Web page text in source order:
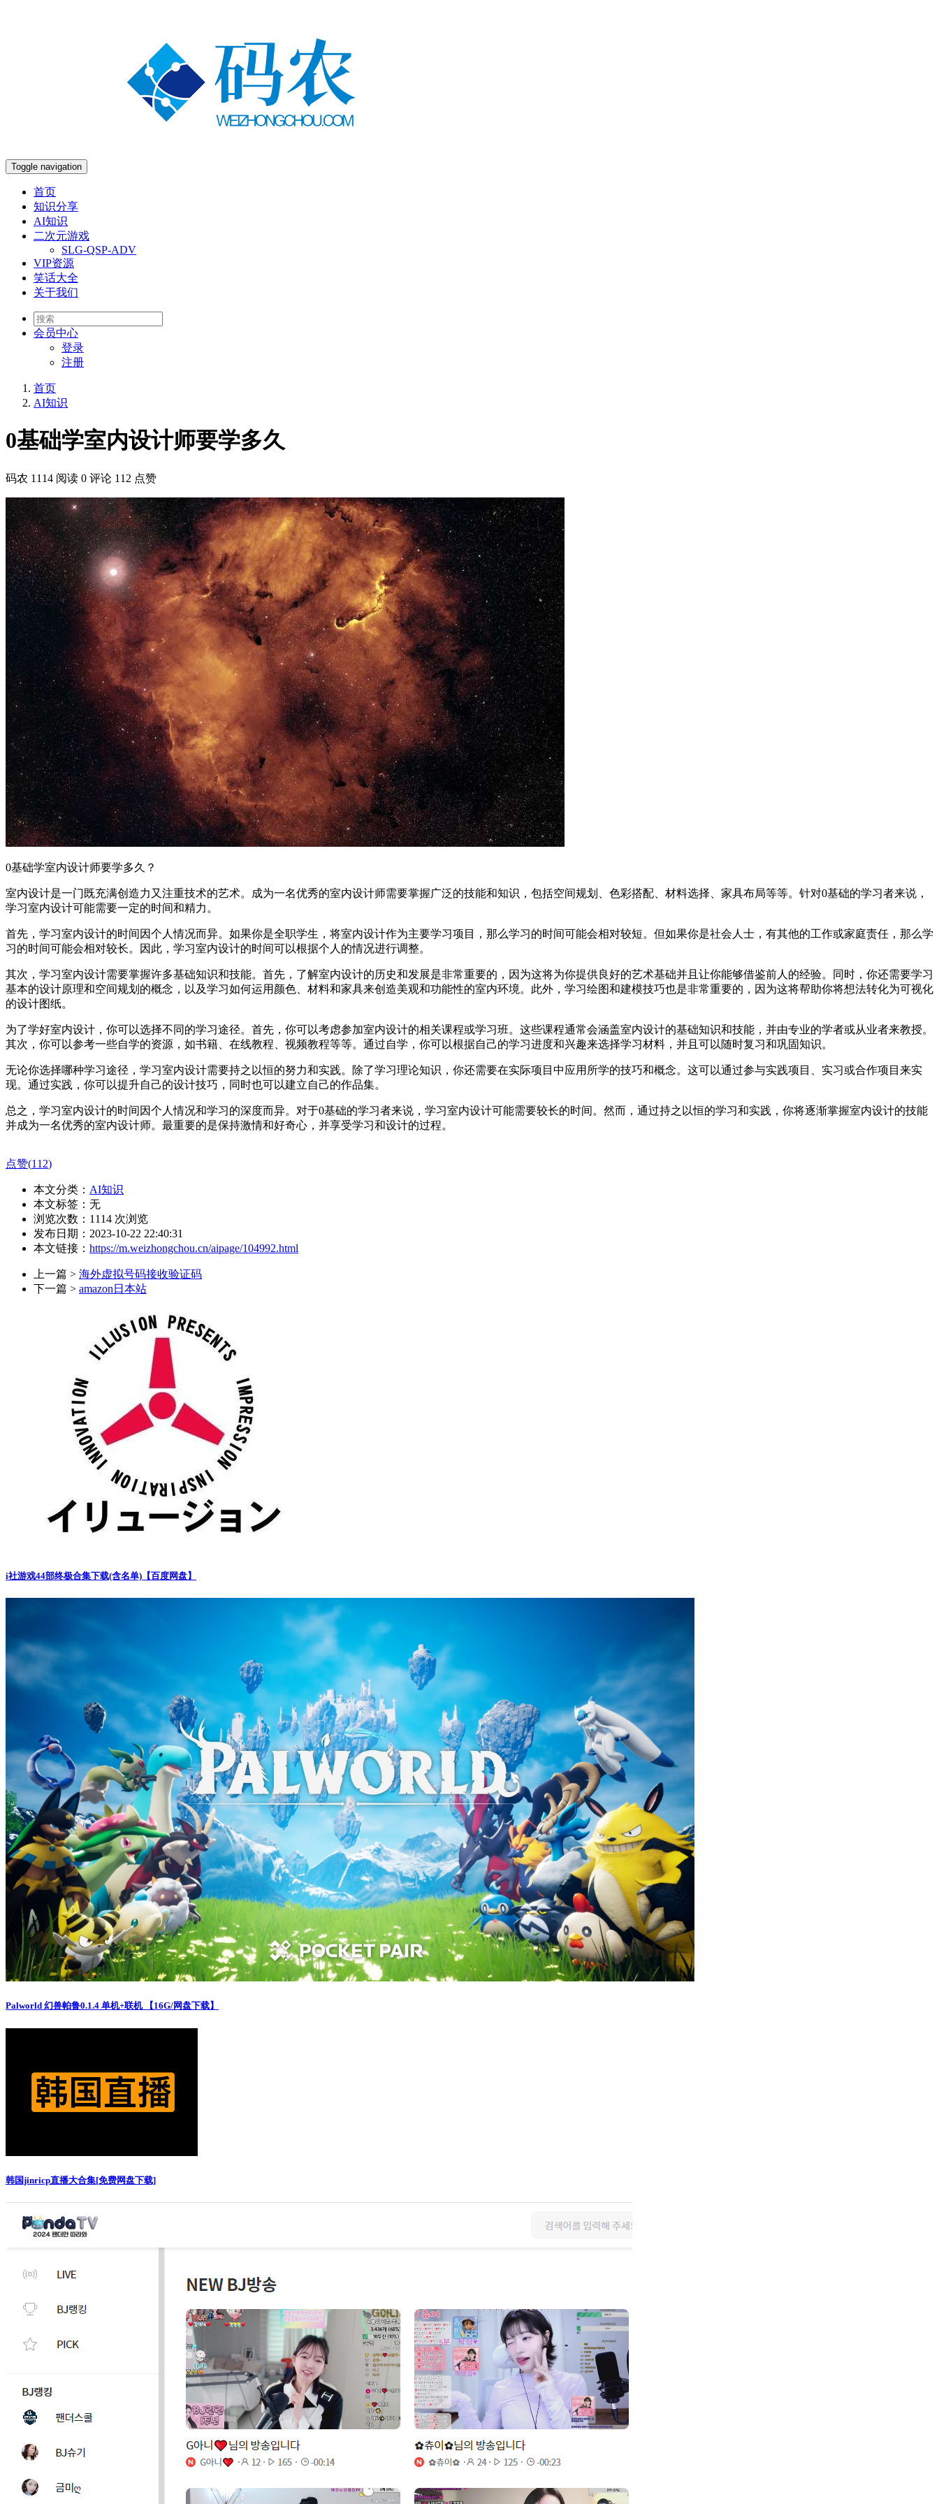
Toggle navigation
首页
知识分享
AI知识
二次元游戏
SLG-QSP-ADV
VIP资源
笑话大全
关于我们
会员中心
登录
注册
首页
AI知识
0基础学室内设计师要学多久
码农 1114 阅读 0 评论 112 点赞
0基础学室内设计师要学多久？
室内设计是一门既充满创造力又注重技术的艺术。成为一名优秀的室内设计师需要掌握广泛的技能和知识，包括空间规划、色彩搭配、材料选择、家具布局等等。针对0基础的学习者来说，
学习室内设计可能需要一定的时间和精力。
首先，学习室内设计的时间因个人情况而异。如果你是全职学生，将室内设计作为主要学习项目，那么学习的时间可能会相对较短。但如果你是社会人士，有其他的工作或家庭责任，那么学
习的时间可能会相对较长。因此，学习室内设计的时间可以根据个人的情况进行调整。
其次，学习室内设计需要掌握许多基础知识和技能。首先，了解室内设计的历史和发展是非常重要的，因为这将为你提供良好的艺术基础并且让你能够借鉴前人的经验。同时，你还需要学习
基本的设计原理和空间规划的概念，以及学习如何运用颜色、材料和家具来创造美观和功能性的室内环境。此外，学习绘图和建模技巧也是非常重要的，因为这将帮助你将想法转化为可视化
的设计图纸。
为了学好室内设计，你可以选择不同的学习途径。首先，你可以考虑参加室内设计的相关课程或学习班。这些课程通常会涵盖室内设计的基础知识和技能，并由专业的学者或从业者来教授。
其次，你可以参考一些自学的资源，如书籍、在线教程、视频教程等等。通过自学，你可以根据自己的学习进度和兴趣来选择学习材料，并且可以随时复习和巩固知识。
无论你选择哪种学习途径，学习室内设计需要持之以恒的努力和实践。除了学习理论知识，你还需要在实际项目中应用所学的技巧和概念。这可以通过参与实践项目、实习或合作项目来实
现。通过实践，你可以提升自己的设计技巧，同时也可以建立自己的作品集。
总之，学习室内设计的时间因个人情况和学习的深度而异。对于0基础的学习者来说，学习室内设计可能需要较长的时间。然而，通过持之以恒的学习和实践，你将逐渐掌握室内设计的技能
并成为一名优秀的室内设计师。最重要的是保持激情和好奇心，并享受学习和设计的过程。
点赞(112)
本文分类： AI知识
本文标签：无
浏览次数： 1114 次浏览
发布日期：2023-10-22 22:40:31
本文链接： https://m.weizhongchou.cn/aipage/104992.html
上一篇 > 海外虚拟号码接收验证码
下一篇 > amazon日本站
i社游戏44部终极合集下载(含名单)【百度网盘】
Palworld 幻兽帕鲁0.1.4 单机+联机 【16G/网盘下载】
韩国jinricp直播大合集[免费网盘下载]